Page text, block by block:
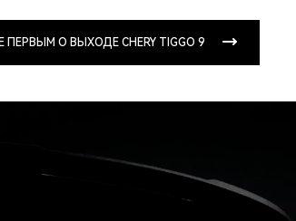
ПЕРВЫМ О ВЫХОДЕ CHERY TIGGO 9